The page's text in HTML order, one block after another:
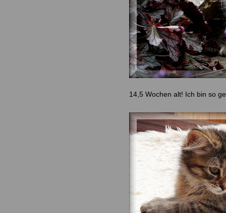
14,5 Wochen alt! Ich bin so